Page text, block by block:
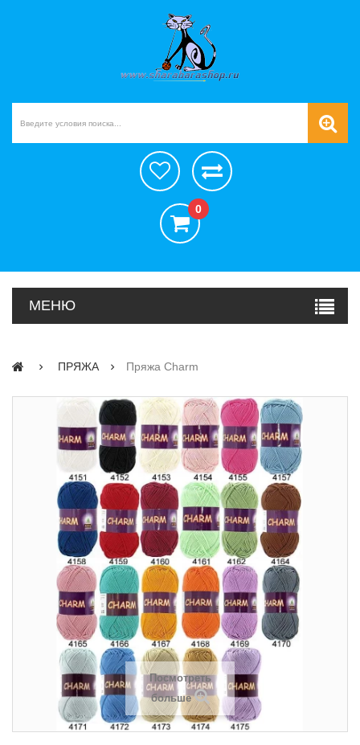
0
МЕНЮ
ПРЯЖА Пряжа Charm
Посмотреть
больше